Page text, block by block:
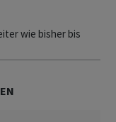
wie bisher bis